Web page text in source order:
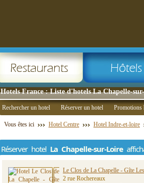
Hotels France : Liste d'hotels La Chapelle-
Rechercher un hotel Réserver un hotel Promotions
Vous êtes ici Hotel Centre Hotel Indre-et-loire
Réserver hotel La Chapelle-sur-Loire
Le Clos de La Chapelle - Gîte
2 rue Rochereaux